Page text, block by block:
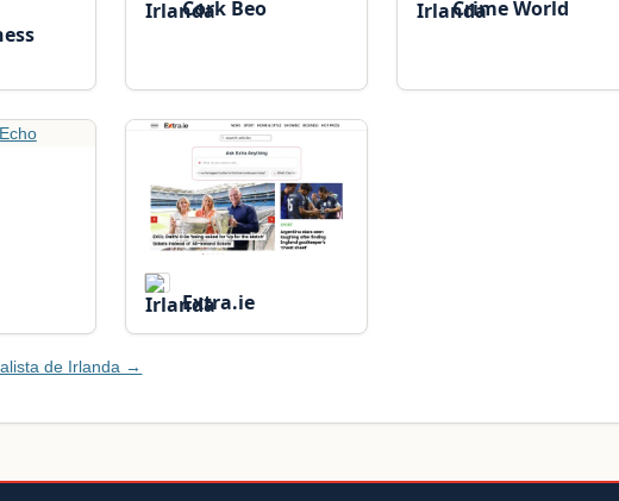
Cork Beo Crime World
Extra.ie
de Irlanda →